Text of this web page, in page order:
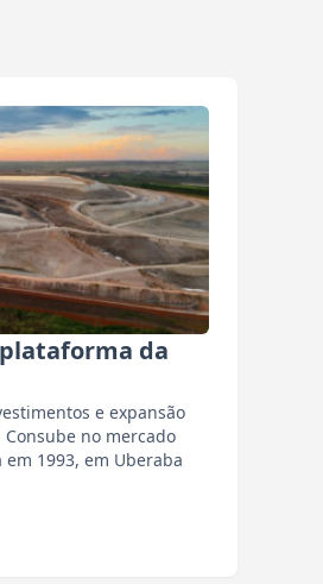
da
e expansão
no mercado
1993, em Uberaba